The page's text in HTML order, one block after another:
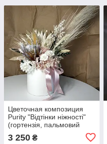
Цветочная композиция
Purity "Відтінки ніжності"
(гортензія, пальмовий
3 250 ₴